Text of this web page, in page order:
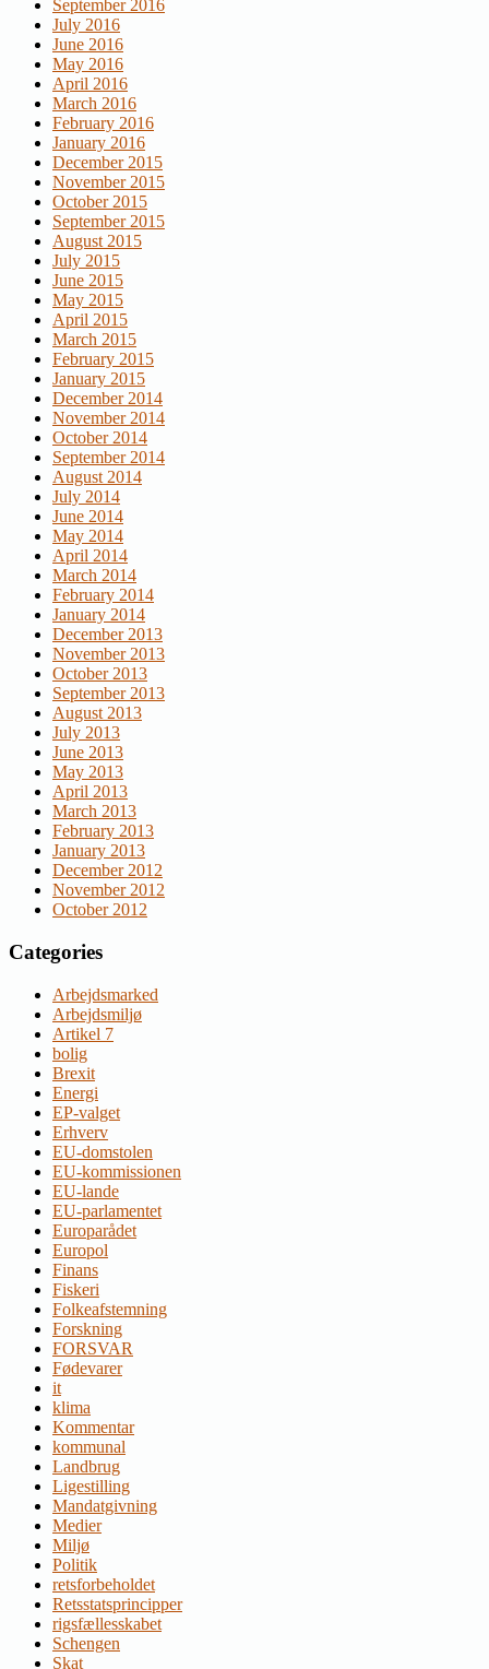
September 2016
July 2016
June 2016
May 2016
April 2016
March 2016
February 2016
January 2016
December 2015
November 2015
October 2015
September 2015
August 2015
July 2015
June 2015
May 2015
April 2015
March 2015
February 2015
January 2015
December 2014
November 2014
October 2014
September 2014
August 2014
July 2014
June 2014
May 2014
April 2014
March 2014
February 2014
January 2014
December 2013
November 2013
October 2013
September 2013
August 2013
July 2013
June 2013
May 2013
April 2013
March 2013
February 2013
January 2013
December 2012
November 2012
October 2012
Categories
Arbejdsmarked
Arbejdsmiljø
Artikel 7
bolig
Brexit
Energi
EP-valget
Erhverv
EU-domstolen
EU-kommissionen
EU-lande
EU-parlamentet
Europarådet
Europol
Finans
Fiskeri
Folkeafstemning
Forskning
FORSVAR
Fødevarer
it
klima
Kommentar
kommunal
Landbrug
Ligestilling
Mandatgivning
Medier
Miljø
Politik
retsforbeholdet
Retsstatsprincipper
rigsfællesskabet
Schengen
Skat